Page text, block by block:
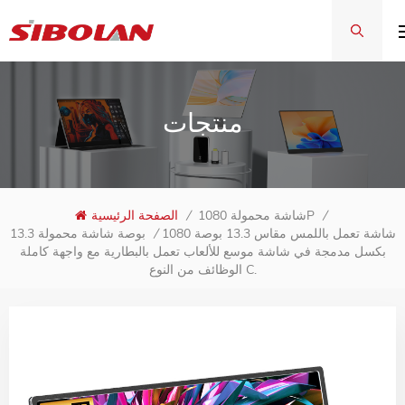
منتجات
الصفحة الرئيسية / شاشة محمولة 1080P /
13.3 بوصة شاشة محمولة / شاشة تعمل باللمس مقاس 13.3 بوصة 1080
بكسل مدمجة في شاشة موسع للألعاب تعمل بالبطارية مع واجهة كاملة
الوظائف من النوع C.